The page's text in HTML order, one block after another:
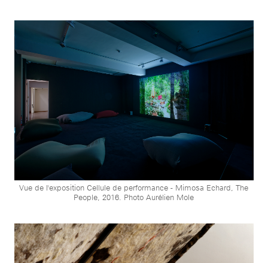
Vue de l'exposition Cellule de performance - Mimosa Echard, The
People, 2016. Photo Aurélien Mole